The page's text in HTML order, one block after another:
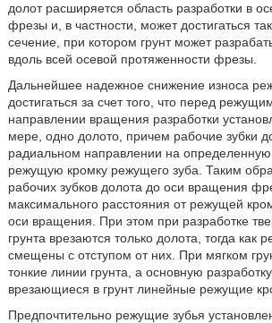
долот расширяется область разработки в
фрезы и, в частности, может достигаться
сечение, при котором грунт может
вдоль всей осевой протяженности фрезы.
Дальнейшее надежное снижение износа
достигаться за счет того, что перед
направлении вращения разработки
мере, одно долото, причем рабочие зубки
радиальном направлении на определенную
режущую кромку режущего зуба. Таким
рабочих зубков долота до оси вращения
максимального расстояния от режущей
оси вращения. При этом при разработке
грунта врезаются только долота, тогда как
смещены с отступом от них. При мягком
тонкие линии грунта, а основную
врезающиеся в грунт линейные режущие
Предпочтительно режущие зубья